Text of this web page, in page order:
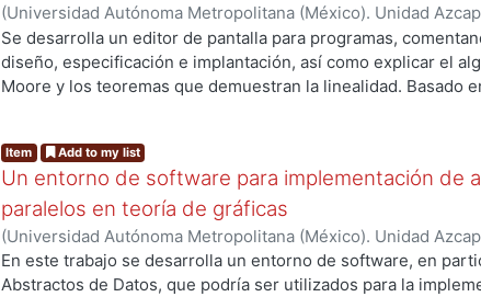
(Universidad Autónoma Metropolitana (México). Unidad
de Servicios de Información.,1991-09)Cadena Sandoval,
Se desarrolla un editor de pantalla para programas,
diseño, especificación e implantación, así como explicar el
Moore y los teoremas que demuestran la linealidad. Basado
Los algoritmos que definen a cada comando son propios
de búsqueda de patrones de Boyer-Moore que ya que ha sido
profundidad y ha sido publicado en varias revistas tanto
difusión.
Item Add to my list
Un entorno de software para implementación de
paralelos en teoría de gráficas
(Universidad Autónoma Metropolitana (México). Unidad
de Servicios de Información.,2002-08-20)Ortuño Sánchez,
En este trabajo se desarrolla un entorno de software, en
Abstractos de Datos, que podría ser utilizados para la